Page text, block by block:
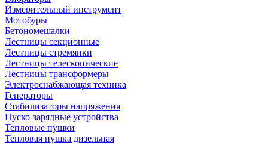
Измерительный инструмент
Мотобуры
Бетономешалки
Лестницы секционные
Лестницы стремянки
Лестницы телескопические
Лестницы трансформеры
Электроснабжающая техника
Генераторы
Стабилизаторы напряжения
Пуско-зарядные устройства
Тепловые пушки
Тепловая пушка дизельная